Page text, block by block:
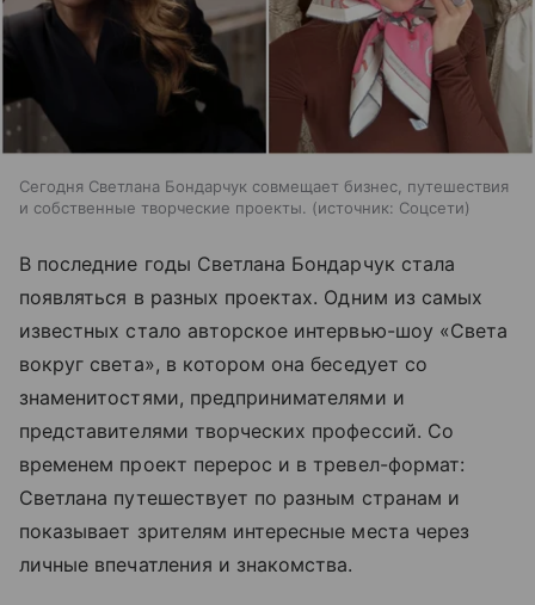
Сегодня Светлана Бондарчук совмещает бизнес, путешествия
и собственные творческие проекты.
источник: Соцсети
В последние годы Светлана Бондарчук стала
появляться в разных проектах. Одним из самых
известных стало авторское интервью-шоу «Света
вокруг света», в котором она беседует со
знаменитостями, предпринимателями и
представителями творческих профессий. Со
временем проект перерос и в тревел-формат:
Светлана путешествует по разным странам и
показывает зрителям интересные места через
личные впечатления и знакомства.